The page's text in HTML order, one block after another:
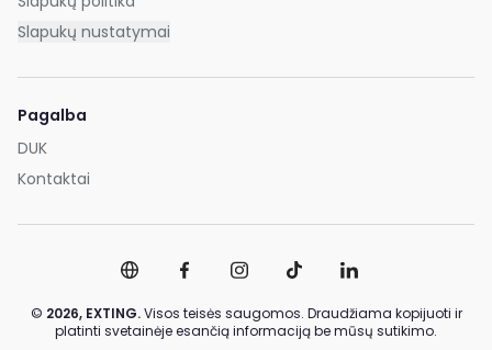
Slapukų nustatymai
Pagalba
DUK
Kontaktai
© 2026, EXTING.Visos teisės saugomos. Draudžiama kopijuoti ir
platinti svetainėje esančią informaciją be mūsų sutikimo.